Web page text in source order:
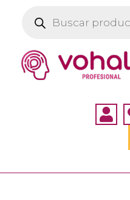
productos
